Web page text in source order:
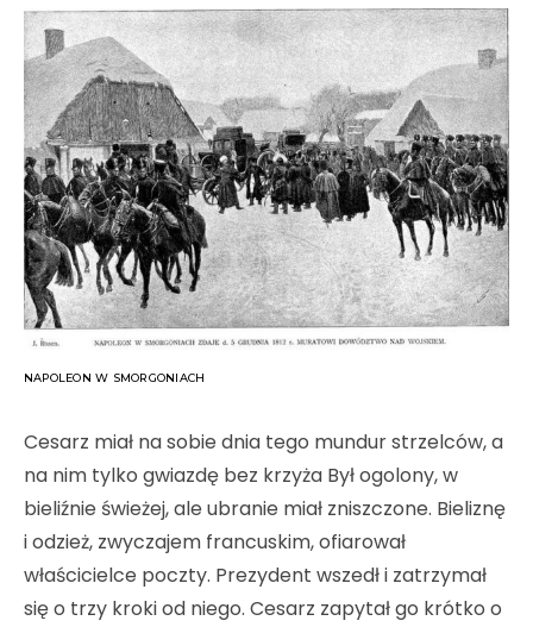
NAPOLEON W SMORGONIACH
Cesarz miał na sobie dnia tego mundur strzelców, a
na nim tylko gwiazdę bez krzyża Był ogolony, w
bieliźnie świe­żej, ale ubranie miał zniszczone. Bieliznę
i odzież, zwyczajem francuskim, ofiarował
właścicielce poczty. Prezydent wszedł i zatrzymał
się o trzy kroki od niego. Cesarz zapytał go krótko o